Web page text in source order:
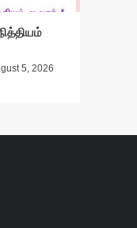
5, 2026